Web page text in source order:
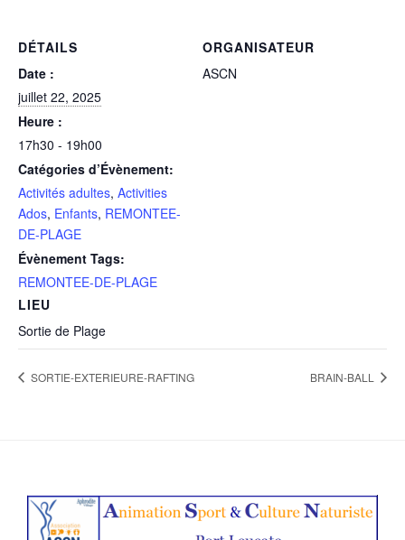
DÉTAILS
Date :
juillet 22, 2025
Heure :
17h30 - 19h00
Catégories d’Évènement:
Activités adultes, Activities
Ados, Enfants, REMONTEE-
DE-PLAGE
Évènement Tags:
REMONTEE-DE-PLAGE
LIEU
Sortie de Plage
ORGANISATEUR
ASCN
SORTIE-EXTERIEURE-RAFTING BRAIN-BALL